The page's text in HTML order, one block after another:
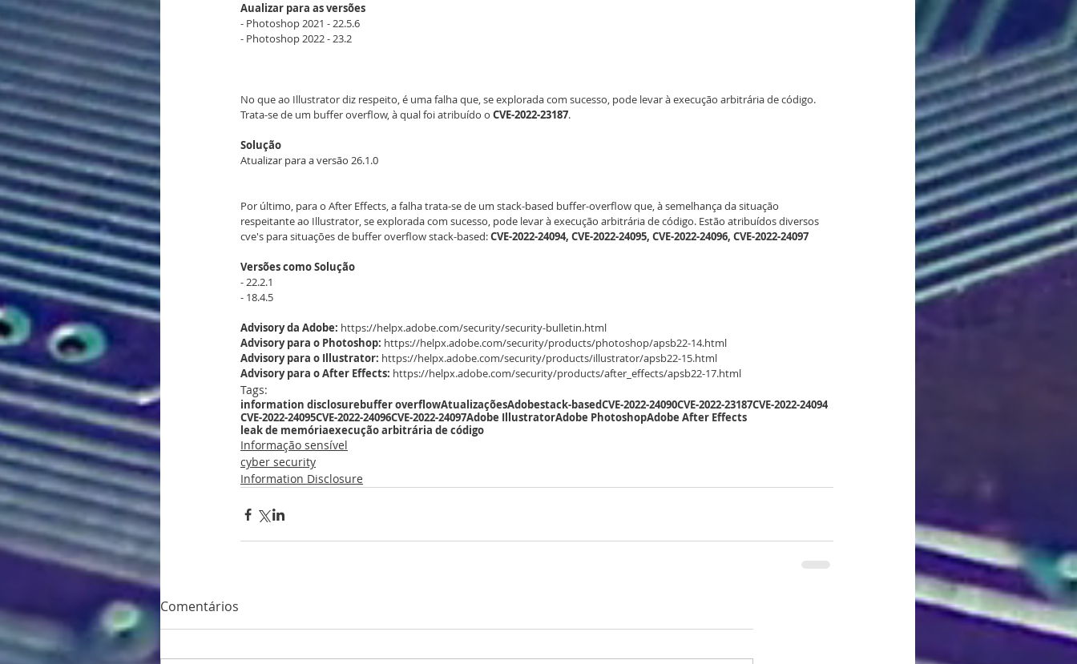
Aualizar para as versões
- Photoshop 2021 - 22.5.6
- Photoshop 2022 - 23.2
No que ao Illustrator diz respeito, é uma falha que, se explorada com sucesso, pode levar à execução arbitrária de código.
Trata-se de um buffer overflow, à qual foi atribuído o CVE-2022-23187.
Solução
Atualizar para a versão 26.1.0
Por último, para o After Effects, a falha trata-se de um stack-based buffer-overflow que, à semelhança da situação
respeitante ao Illustrator, se explorada com sucesso, pode levar à execução arbitrária de código. Estão atribuídos diversos
cve's para situações de buffer overflow stack-based: CVE-2022-24094, CVE-2022-24095, CVE-2022-24096, CVE-2022-24097
Versões como Solução
- 22.2.1
- 18.4.5
Advisory da Adobe: https://helpx.adobe.com/security/security-bulletin.html
Advisory para o Photoshop: https://helpx.adobe.com/security/products/photoshop/apsb22-14.html
Advisory para o Illustrator: https://helpx.adobe.com/security/products/illustrator/apsb22-15.html
Advisory para o After Effects: https://helpx.adobe.com/security/products/after_effects/apsb22-17.html
Tags:
information disclosurebuffer overflowAtualizaçõesAdobestack-basedCVE-2022-24090CVE-2022-23187CVE-2022-24094
CVE-2022-24095CVE-2022-24096CVE-2022-24097Adobe IllustratorAdobe PhotoshopAdobe After Effects
leak de memóriaexecução arbitrária de código
Informação sensível
cyber security
Information Disclosure
Comentários